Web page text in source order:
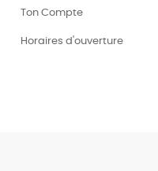
Ton Compte
Horaires d'ouverture